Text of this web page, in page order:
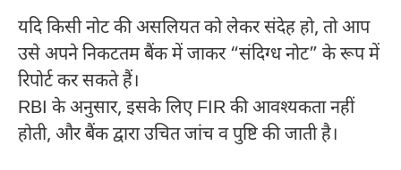
यदि किसी नोट की असलियत को लेकर संदेह हो, तो आप
उसे अपने निकटतम बैंक में जाकर “संदिग्ध नोट” के रूप में
रिपोर्ट कर सकते हैं।
RBI के अनुसार, इसके लिए FIR की आवश्यकता नहीं
होती, और बैंक द्वारा उचित जांच व पुष्टि की जाती है।